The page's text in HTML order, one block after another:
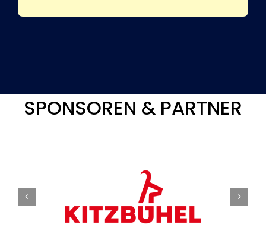
SPONSOREN & PARTNER